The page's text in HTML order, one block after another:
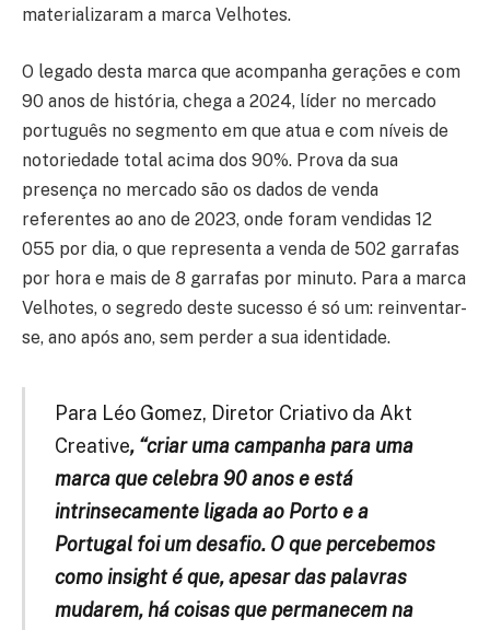
materializaram a marca Velhotes.
O legado desta marca que acompanha gerações e com
90 anos de história, chega a 2024, líder no mercado
português no segmento em que atua e com níveis de
notoriedade total acima dos 90%. Prova da sua
presença no mercado são os dados de venda
referentes ao ano de 2023, onde foram vendidas 12
055 por dia, o que representa a venda de 502 garrafas
por hora e mais de 8 garrafas por minuto. Para a marca
Velhotes, o segredo deste sucesso é só um: reinventar-
se, ano após ano, sem perder a sua identidade.
Para Léo Gomez, Diretor Criativo da Akt
Creative, “criar uma campanha para uma
marca que celebra 90 anos e está
intrinsecamente ligada ao Porto e a
Portugal foi um desafio. O que percebemos
como insight é que, apesar das palavras
mudarem, há coisas que permanecem na